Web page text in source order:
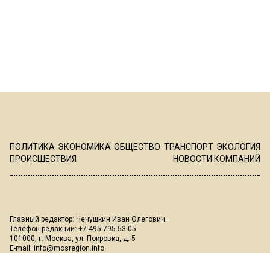
ПОЛИТИКА ЭКОНОМИКА ОБЩЕСТВО ТРАНСПОРТ ЭКОЛОГИЯ
ПРОИСШЕСТВИЯ
НОВОСТИ КОМПАНИЙ
Главный редактор: Чечушкин Иван Олегович.
Телефон редакции: +7 495 795-53-05
101000, г. Москва, ул. Покровка, д. 5
E-mail: info@mosregion.info